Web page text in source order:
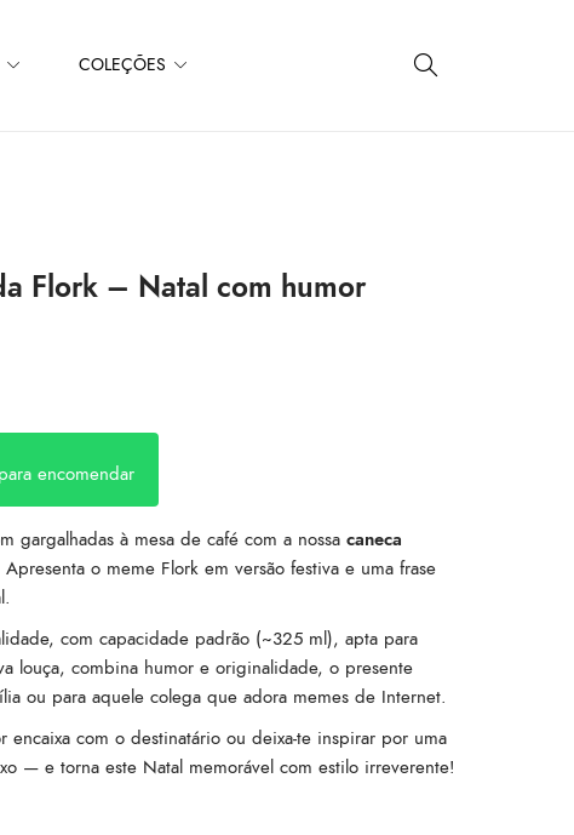
COLEÇÕES
Flork – Natal com humor
encomendar
gargalhadas à mesa de café com a nossa caneca
Apresenta o meme Flork em versão festiva e uma frase
com capacidade padrão (~325 ml), apta para
louça, combina humor e originalidade, o presente
ou para aquele colega que adora memes de Internet.
encaixa com o destinatário ou deixa-te inspirar por uma
— e torna este Natal memorável com estilo irreverente!